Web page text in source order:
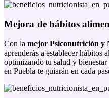
Mejora de hábitos
Con la mejor Psiconutrición y
aprenderás a establecer hábitos
optimizando tu salud y
en Puebla te guiarán en cada